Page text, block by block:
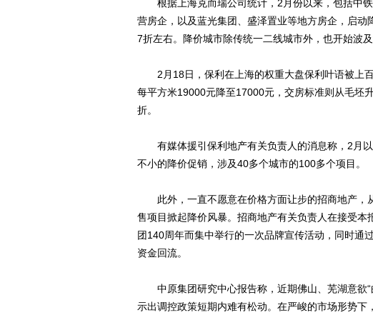
根据上海克而瑞公司统计，2月份以来，包括中铁
营房企，以及蓝光集团、盛泽置业等地方房企，启
7折左右。降价城市除传统一二线城市外，也开始波
2月18日，保利在上海的权重大盘保利叶语被上
每平方米19000元降至17000元，交房标准则从毛坯
折。
有媒体援引保利地产有关负责人的消息称，2月以
不小的降价促销，涉及40多个城市的100多个项目。
此外，一直不愿意在价格方面让步的招商地产，
售项目掀起降价风暴。招商地产有关负责人在接受
团140周年而集中举行的一次品牌宣传活动，同时通
资金回流。
中原集团研究中心报告称，近期佛山、芜湖意欲“
示出调控政策短期内难有松动。在严峻的市场形势下